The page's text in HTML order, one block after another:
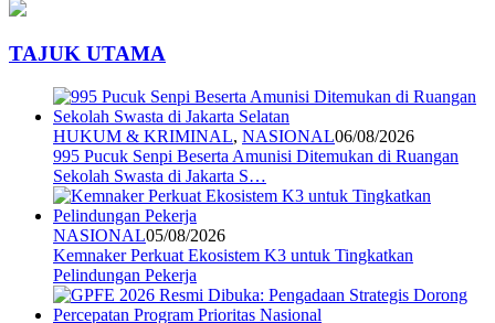
TAJUK UTAMA
HUKUM & KRIMINAL, NASIONAL06/08/2026
995 Pucuk Senpi Beserta Amunisi Ditemukan di Ruangan
Sekolah Swasta di Jakarta S…
NASIONAL05/08/2026
Kemnaker Perkuat Ekosistem K3 untuk Tingkatkan
Pelindungan Pekerja